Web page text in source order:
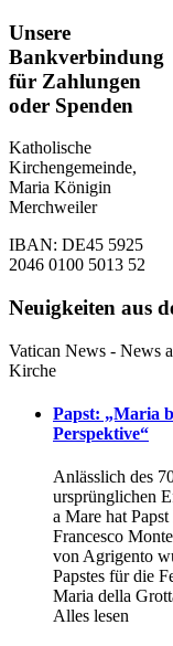
Unsere
Bankverbindung
für Zahlungen
oder Spenden
Katholische
Kirchengemeinde,
Maria Königin
Merchweiler
IBAN: DE45 5925
2046 0100 5013 52
Neuigkeiten aus
Vatican News - News
Kirche
Papst: „Maria
Perspektive“
Anlässlich des
ursprünglichen
a Mare hat
Francesco
von Agrigento
Papstes für die
Maria della
Alles lesen